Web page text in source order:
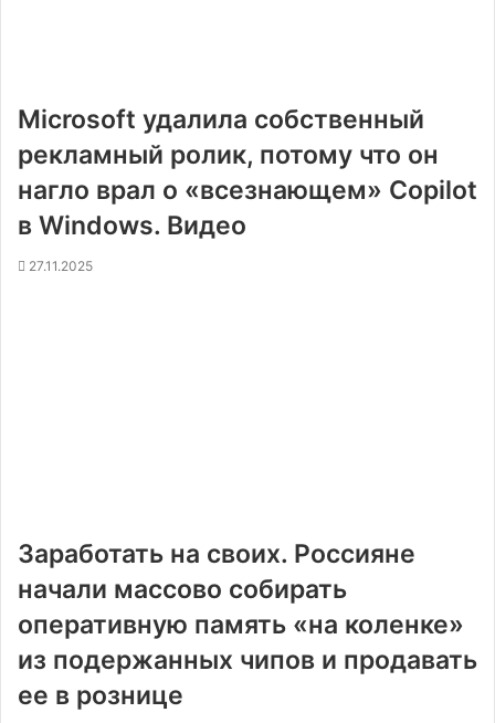
Microsoft удалила собственный
рекламный ролик, потому что он
нагло врал о «всезнающем» Copilot
в Windows. Видео
27.11.2025
Заработать на своих. Россияне
начали массово собирать
оперативную память «на коленке»
из подержанных чипов и продавать
ее в рознице